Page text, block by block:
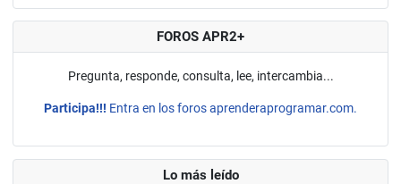
FOROS APR2+
Pregunta, responde, consulta, lee, intercambia...
Participa!!! Entra en los foros aprenderaprogramar.com.
Lo más leído